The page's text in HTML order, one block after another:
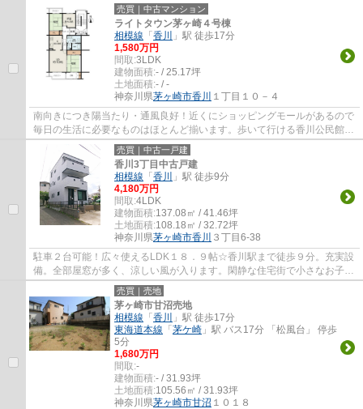
売買｜中古マンション
ライトタウン茅ヶ崎４号棟
相模線 「 香川
」駅 徒歩17分
1,580万円
間取:3LDK
建物面積:- / 25.17坪
土地面積:- / -
神奈川県茅ヶ崎市香川 １丁目１０－４
南向きにつき陽当たり・通風良好！近くにショッピングモールがあるので
毎日の生活に必要なものはほとんど揃います。歩いて行ける香川公民館で
コミュニティに入ることも可能、図書館が...
売買｜中古一戸建
香川3丁目中古戸建
相模線 「 香川
」駅 徒歩9分
4,180万円
間取:4LDK
建物面積:137.08㎡ / 41.46坪
土地面積:108.18㎡ / 32.72坪
神奈川県茅ヶ崎市香川 ３丁目6-38
駐車２台可能！広々使えるLDK１８．９帖☆香川駅まで徒歩９分。充実設
備。全部屋窓が多く、涼しい風が入ります。閑静な住宅街で小さなお子様
も安心です☆茅ヶ崎で一戸建て購入をお考えな...
売買｜売地
茅ヶ崎市甘沼売地
相模線 「 香川
」駅 徒歩17分
東海道本線 「 茅ケ崎 」駅 バス17分 「松風台」 停歩
5分
1,680万円
間取:-
建物面積:- / 31.93坪
土地面積:105.56㎡ / 31.93坪
神奈川県茅ヶ崎市甘沼 １０１８